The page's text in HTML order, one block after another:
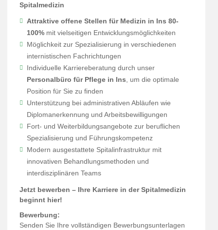
Spitalmedizin
Attraktive offene Stellen für Medizin in Ins 80-
100% mit vielseitigen Entwicklungsmöglichkeiten
Möglichkeit zur Spezialisierung in verschiedenen
internistischen Fachrichtungen
Individuelle Karriereberatung durch unser
Personalbüro für Pflege in Ins , um die optimale
Position für Sie zu finden
Unterstützung bei administrativen Abläufen wie
Diplomanerkennung und Arbeitsbewilligungen
Fort- und Weiterbildungsangebote zur beruflichen
Spezialisierung und Führungskompetenz
Modern ausgestattete Spitalinfrastruktur mit
innovativen Behandlungsmethoden und
interdisziplinären Teams
Jetzt bewerben – Ihre Karriere in der Spitalmedizin
beginnt hier!
Bewerbung:
Senden Sie Ihre vollständigen Bewerbungsunterlagen